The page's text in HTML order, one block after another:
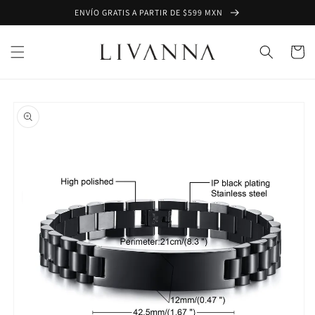
directamente
al contenido
ENVÍO GRATIS A PARTIR DE $599 MXN
Carrito
a la
información